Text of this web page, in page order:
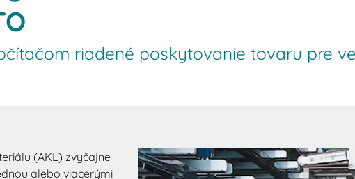
riadené poskytovanie tovaru pre
(AKL) zvyčajne
alebo viacerými